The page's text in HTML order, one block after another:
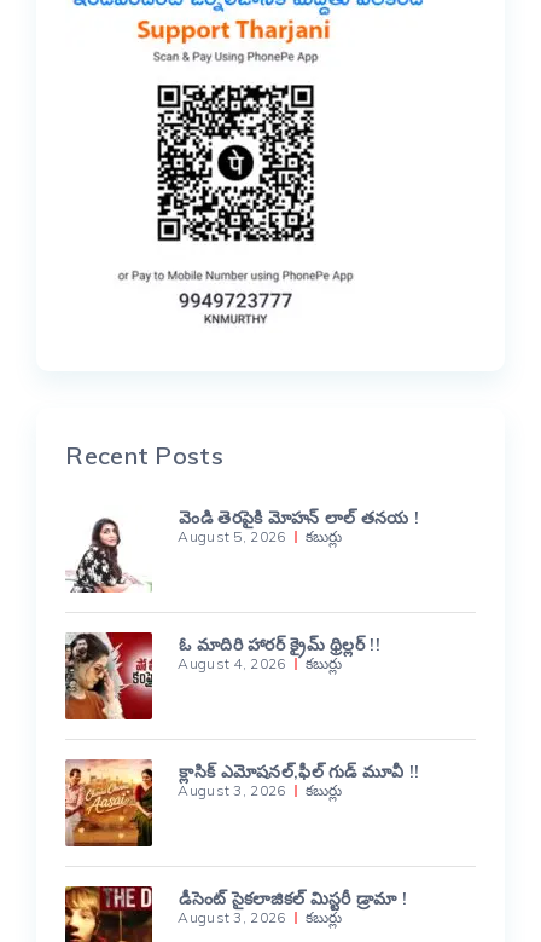
Recent Posts
వెండి తెరపైకి మోహన్ లాల్ తనయ !
August 5, 2026 కబుర్లు
ఓ మాదిరి హారర్ క్రైమ్ థ్రిల్లర్ !!
August 4, 2026 కబుర్లు
క్లాసిక్ ఎమోషనల్,ఫీల్ గుడ్ మూవీ !!
August 3, 2026 కబుర్లు
డీసెంట్ సైకలాజికల్ మిస్టరీ డ్రామా !
August 3, 2026 కబుర్లు